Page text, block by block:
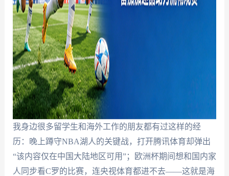
我身边很多留学生和海外工作的朋友都有过这样的经
历：晚上蹲守NBA湖人的关键战，打开腾讯体育却弹出
“该内容仅在中国大陆地区可用”；欧洲杯期间想和国内家
人同步看C罗的比赛，连央视体育都进不去——这就是海